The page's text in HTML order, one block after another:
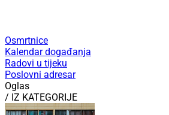
Osmrtnice
Kalendar događanja
Radovi u tijeku
Poslovni adresar
Oglas
/ IZ KATEGORIJE